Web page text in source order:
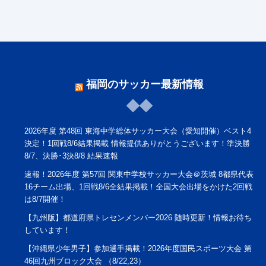
福岡のサッカー最新情報
2026年度 第48回 東海中学総体サッカー大会（愛知開催）ベスト4
決定！1回戦8/6結果掲載 情報提供ありがとうございます！準決勝
8/7、決勝･3決8/8 結果速報
速報！2026年度 第57回 関東中学校サッカー大会＠茨城 8都県代表
16チーム出場、1回戦8/6全結果掲載！全国大会出場をかけた2回戦
は8/7開催！
【九州版】都道府県トレセンメンバー2026 随時更新！情報お待ち
しています！
【沖縄県少年男子】参加選手掲載！2026年度国民スポーツ大会 第
46回九州ブロック大会 （8/22,23）